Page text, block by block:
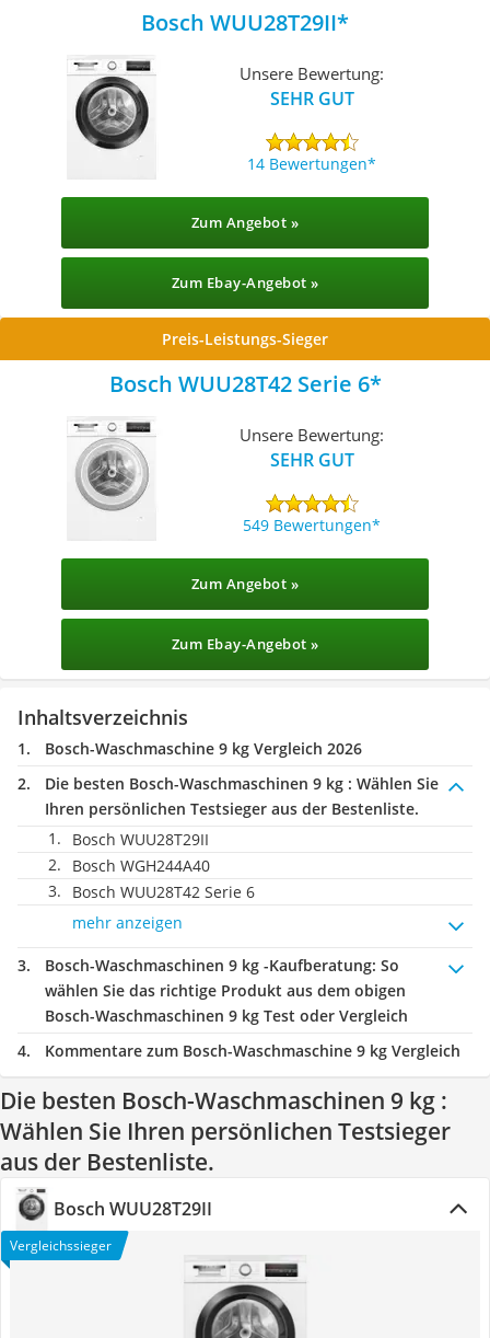
Bosch WUU28T29II
Unsere Bewertung:
SEHR GUT
14 Bewertungen
Zum Angebot »
Zum Ebay-Angebot »
Preis-Leistungs-Sieger
Bosch WUU28T42 Serie 6
Unsere Bewertung:
SEHR GUT
549 Bewertungen
Zum Angebot »
Zum Ebay-Angebot »
Inhaltsverzeichnis
Bosch-Waschmaschine 9 kg Vergleich 2026
Die besten Bosch-Waschmaschinen 9 kg : Wählen Sie
Ihren persönlichen Testsieger aus der Bestenliste.
Bosch WUU28T29II
Bosch WGH244A40
Bosch WUU28T42 Serie 6
mehr anzeigen
Bosch-Waschmaschinen 9 kg -Kaufberatung: So
wählen Sie das richtige Produkt aus dem obigen
Bosch-Waschmaschinen 9 kg Test oder Vergleich
Kommentare zum Bosch-Waschmaschine 9 kg Vergleich
Die besten Bosch-Waschmaschinen 9 kg :
Wählen Sie Ihren persönlichen Testsieger
aus der Bestenliste.
Bosch WUU28T29II
Vergleichssieger